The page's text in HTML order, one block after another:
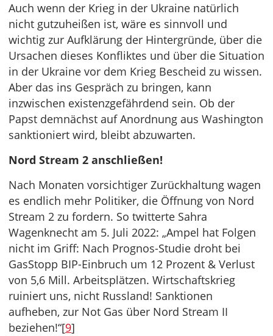
Auch wenn der Krieg in der Ukraine natürlich
nicht gutzuheißen ist, wäre es sinnvoll und
wichtig zur Aufklärung der Hintergründe, über die
Ursachen dieses Konfliktes und über die Situation
in der Ukraine vor dem Krieg Bescheid zu wissen.
Aber das ins Gespräch zu bringen, kann
inzwischen existenzgefährdend sein. Ob der
Papst demnächst auf Anordnung aus Washington
sanktioniert wird, bleibt abzuwarten.
Nord Stream 2 anschließen!
Nach Monaten vorsichtiger Zurückhaltung wagen
es endlich mehr Politiker, die Öffnung von Nord
Stream 2 zu fordern. So twitterte Sahra
Wagenknecht am 5. Juli 2022: „Ampel hat Folgen
nicht im Griff: Nach Prognos-Studie droht bei
GasStopp BIP-Einbruch um 12 Prozent & Verlust
von 5,6 Mill. Arbeitsplätzen. Wirtschaftskrieg
ruiniert uns, nicht Russland! Sanktionen
aufheben, zur Not Gas über Nord Stream II
beziehen!“[9]